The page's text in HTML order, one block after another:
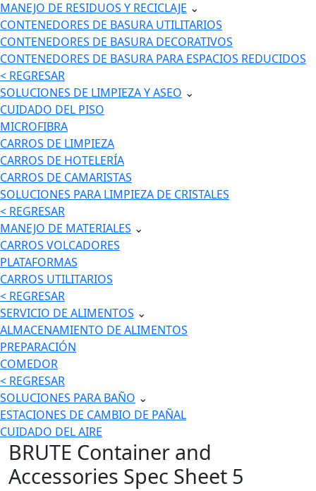
MANEJO DE RESIDUOS Y RECICLAJE ⌄
CONTENEDORES DE BASURA UTILITARIOS
CONTENEDORES DE BASURA DECORATIVOS
CONTENEDORES DE BASURA PARA ESPACIOS REDUCIDOS
< REGRESAR
SOLUCIONES DE LIMPIEZA Y ASEO ⌄
CUIDADO DEL PISO
MICROFIBRA
CARROS DE LIMPIEZA
CARROS DE HOTELERÍA
CARROS DE CAMARISTAS
SOLUCIONES PARA LIMPIEZA DE CRISTALES
< REGRESAR
MANEJO DE MATERIALES ⌄
CARROS VOLCADORES
PLATAFORMAS
CARROS UTILITARIOS
< REGRESAR
SERVICIO DE ALIMENTOS ⌄
ALMACENAMIENTO DE ALIMENTOS
PREPARACIÓN
COMEDOR
< REGRESAR
SOLUCIONES PARA BAÑO ⌄
ESTACIONES DE CAMBIO DE PAÑAL
CUIDADO DEL AIRE
BRUTE Container and
Accessories Spec Sheet 5